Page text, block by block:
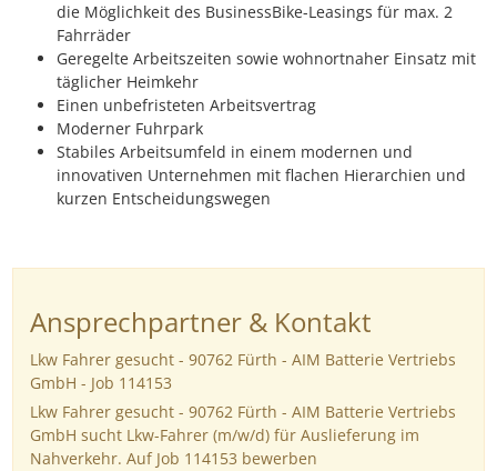
die Möglichkeit des BusinessBike-Leasings für max. 2
Fahrräder
Geregelte Arbeitszeiten sowie wohnortnaher Einsatz mit
täglicher Heimkehr
Einen unbefristeten Arbeitsvertrag
Moderner Fuhrpark
Stabiles Arbeitsumfeld in einem modernen und
innovativen Unternehmen mit flachen Hierarchien und
kurzen Entscheidungswegen
Ansprechpartner & Kontakt
Lkw Fahrer gesucht - 90762 Fürth - AIM Batterie Vertriebs
GmbH - Job 114153
Lkw Fahrer gesucht - 90762 Fürth - AIM Batterie Vertriebs
GmbH sucht Lkw-Fahrer (m/w/d) für Auslieferung im
Nahverkehr. Auf Job 114153 bewerben